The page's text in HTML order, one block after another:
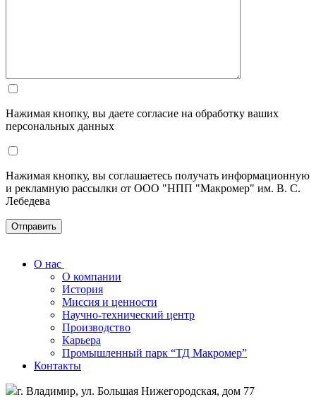
Нажимая кнопку, вы даете согласие на обработку ваших
персональных данных
Нажимая кнопку, вы соглашаетесь получать информационную
и рекламную рассылки от ООО "НПП "Макромер" им. В. С.
Лебедева
О нас
О компании
История
Миссия и ценности
Научно-технический центр
Производство
Карьера
Промышленный парк “ТД Макромер”
Контакты
г. Владимир, ул. Большая Нижегородская, дом 77